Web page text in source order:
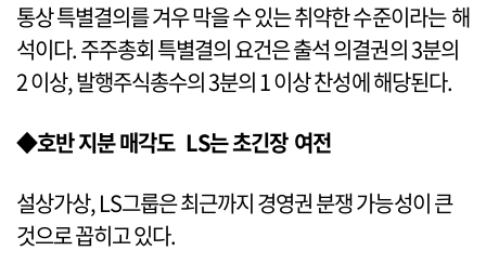
통상 특별결의를 겨우 막을 수 있는 취약한 수준이라는 해
석이다. 주주총회 특별결의 요건은 출석 의결권의 3분의
2 이상, 발행주식총수의 3분의 1 이상 찬성에 해당된다.
◆호반 지분 매각도 LS는 초긴장 여전
설상가상, LS그룹은 최근까지 경영권 분쟁 가능성이 큰
것으로 꼽히고 있다.